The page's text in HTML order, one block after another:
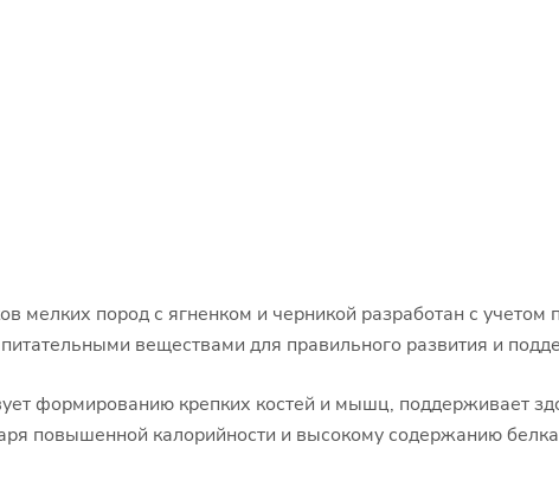
мелких пород с ягненком и черникой разработан с
веществами для правильного развития и
формированию крепких костей и мышц, поддерживает
повышенной калорийности и высокому содержанию